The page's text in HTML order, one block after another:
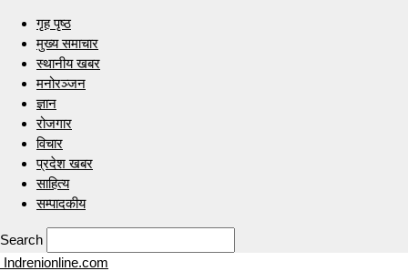
गृह पृष्ठ
मुख्य समाचार
स्थानीय खबर
मनोरञ्जन
ज्ञान
रोजगार
विचार
प्रदेश खबर
साहित्य
सम्पादकीय
Search
Indrenionline.com